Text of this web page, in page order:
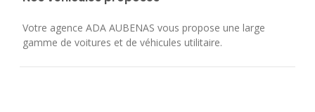
Votre agence ADA AUBENAS vous propose une large
gamme de voitures et de véhicules utilitaire.